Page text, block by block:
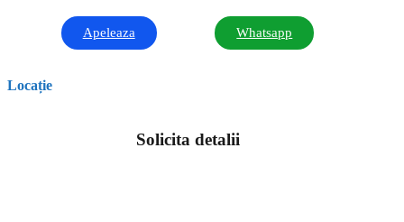
Apeleaza Whatsapp
Locație
Solicita detalii